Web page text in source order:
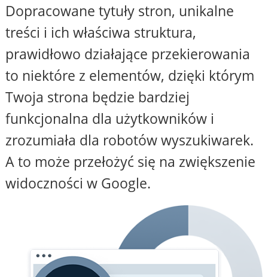
Dopracowane tytuły stron, unikalne
treści i ich właściwa struktura,
prawidłowo działające przekierowania
to niektóre z elementów, dzięki którym
Twoja strona będzie bardziej
funkcjonalna dla użytkowników i
zrozumiała dla robotów wyszukiwarek.
A to może przełożyć się na zwiększenie
widoczności w Google.